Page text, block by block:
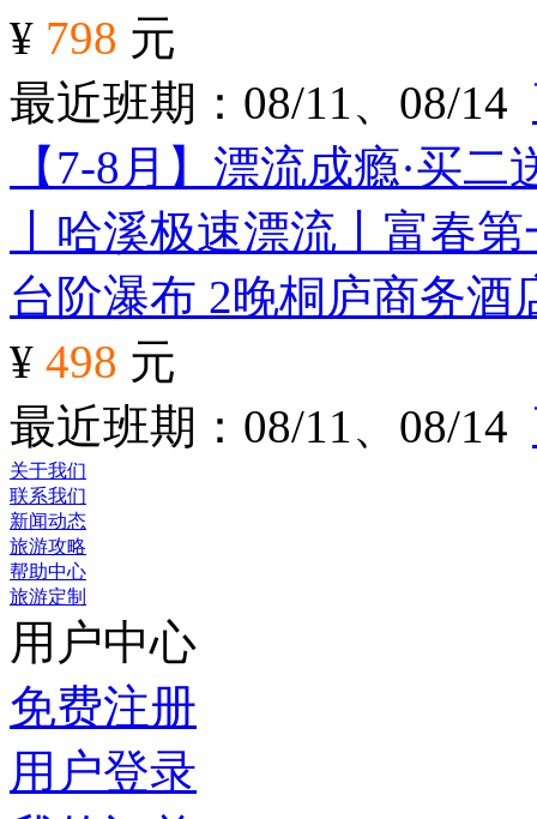
¥ 798 元
最近班期：08/11、08/14
【7-8月】漂流成瘾·买
丨哈溪极速漂流丨富春
台阶瀑布 2晚桐庐商务
¥ 498 元
最近班期：08/11、08/14
关于我们
联系我们
新闻动态
旅游攻略
帮助中心
旅游定制
用户中心
免费注册
用户登录